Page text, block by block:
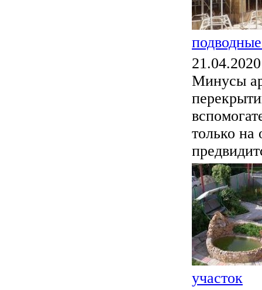
21.04.2020
Минусы
только на
участок